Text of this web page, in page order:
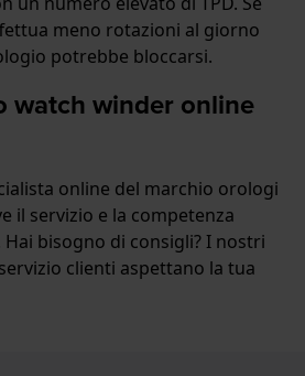
meno rotazioni al giorno
potrebbe bloccarsi.
watch winder online
online del marchio orologi
il servizio e la competenza
bisogno di consigli? I nostri
clienti aspettano la tua